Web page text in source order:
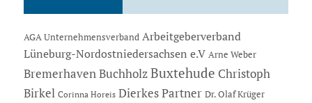
AGA Unternehmensverband Arbeitgeberverband
Lüneburg-Nordostniedersachsen e.V Arne Weber
Bremerhaven Buchholz Buxtehude Christoph
Birkel Corinna Horeis Dierkes Partner Dr. Olaf Krüger